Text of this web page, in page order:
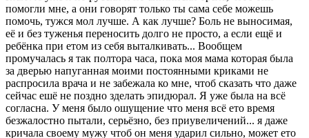
помогли мне, а они говорят только ты сама себе можешь
помочь, тужся мол лучше. А как лучше? Боль не выносимая,
её и без туженья переносить долго не просто, а если ещё и
ребёнка при етом из себя выталкивать... Вообщем
промучалась я так полтора часа, пока моя мама которая была
за дверью напуганная моими постоянными криками не
распросила врача и не забежала ко мне, чтоб сказать что даже
сейчас ешё не поздно зделать эпидюрал. Я уже была на всё
согласна. У меня было ошущение что меня всё ето время
безжалостно пытали, серьёзно, без приувеличений... я даже
кричала своему мужу чтоб он меня ударил сильно, может ето